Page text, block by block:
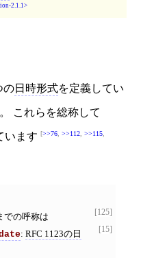
2.1.1
の日時形式を定義してい
。 これらを総称して
います >>76, >>112, >>115,
[125]
[15]
での呼称は
: RFC 1123の日